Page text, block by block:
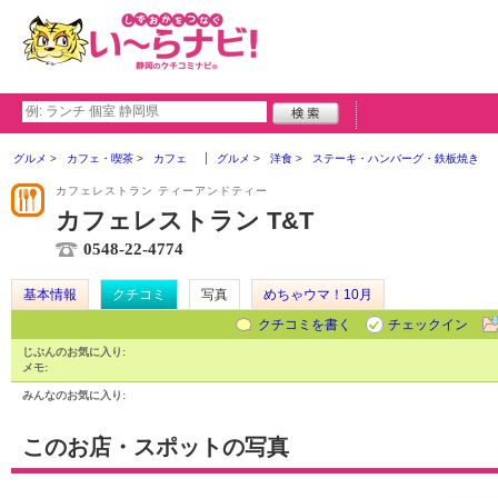
グルメ カフェ・喫茶 カフェ グルメ 洋食 ステーキ・ハンバーグ・鉄板焼き
カフェレストラン ティーアンドティー
カフェレストラン T&T
0548-22-4774
基本情報 クチコミ 写真
めちゃウマ！10月
クチコミを書く
チェックイン
じぶんのお気に入り:
メモ:
みんなのお気に入り:
このお店・スポットの写真